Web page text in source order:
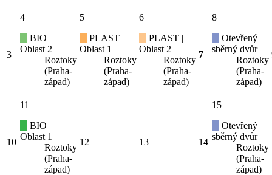
3
4
BIO |
Oblast 2
Roztoky
(Praha-
západ)
5
PLAST |
Oblast 1
Roztoky
(Praha-
západ)
6
PLAST |
Oblast 2
Roztoky
(Praha-
západ)
7
8
Otevřený
sběrný dvůr
Roztoky
(Praha-
západ)
10
11
BIO |
Oblast 1
Roztoky
(Praha-
západ)
12 13 14
15
Otevřený
sběrný dvůr
Roztoky
(Praha-
západ)